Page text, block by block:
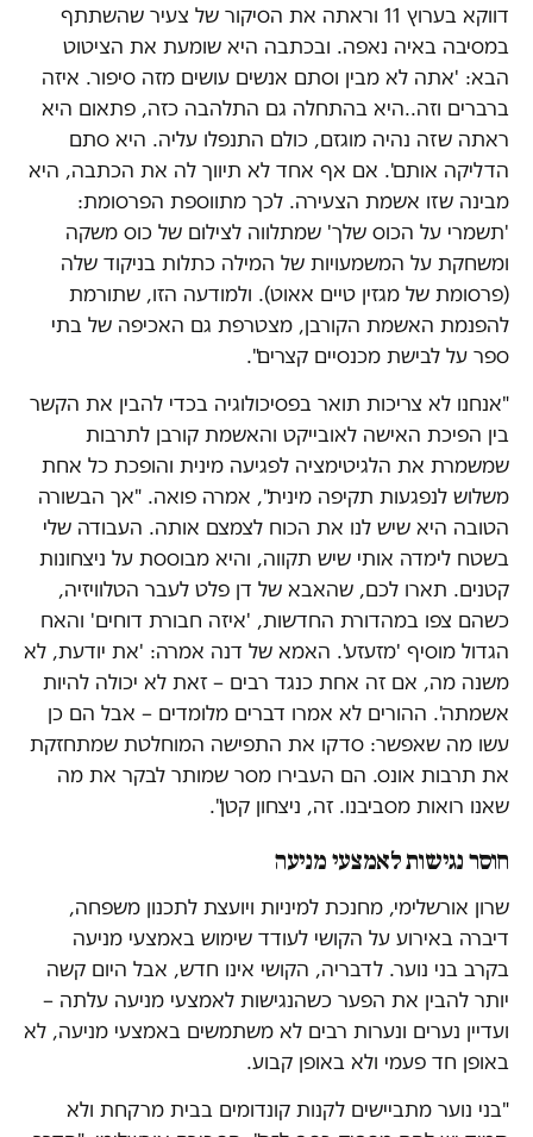
דווקא בערוץ 11 וראתה את הסיקור של צעיר שהשתתף
במסיבה באיה נאפה. ובכתבה היא שומעת את הציטוט
הבא: 'אתה לא מבין וסתם אנשים עושים מזה סיפור. איזה
ברברים וזה..היא בהתחלה גם התלהבה כזה, פתאום היא
ראתה שזה נהיה מוגזם, כולם התנפלו עליה. היא סתם
הדליקה אותם'. אם אף אחד לא תיווך לה את הכתבה, היא
מבינה שזו אשמת הצעירה. לכך מתווספת הפרסומת:
'תשמרי על הכוס שלך' שמתלווה לצילום של כוס משקה
ומשחקת על המשמעויות של המילה כתלות בניקוד שלה
(פרסומת של מגזין טיים אאוט). ולמודעה הזו, שתורמת
להפנמת האשמת הקורבן, מצטרפת גם האכיפה של בתי
ספר על לבישת מכנסיים קצרים".
"אנחנו לא צריכות תואר בפסיכולוגיה בכדי להבין את הקשר
בין הפיכת האישה לאובייקט והאשמת קורבן לתרבות
שמשמרת את הלגיטימציה לפגיעה מינית והופכת כל אחת
משלוש לנפגעות תקיפה מינית", אמרה פואה. "אך הבשורה
הטובה היא שיש לנו את הכוח לצמצם אותה. העבודה שלי
בשטח לימדה אותי שיש תקווה, והיא מבוססת על ניצחונות
קטנים. תארו לכם, שהאבא של דן פלט לעבר הטלוויזיה,
כשהם צפו במהדורת החדשות, 'איזה חבורת דוחים' והאח
הגדול מוסיף 'מזעזע'. האמא של דנה אמרה: 'את יודעת, לא
משנה מה, אם זה אחת כנגד רבים – זאת לא יכולה להיות
אשמתה'. ההורים לא אמרו דברים מלומדים – אבל הם כן
עשו מה שאפשר: סדקו את התפישה המוחלטת שמתחזקת
את תרבות אונס. הם העבירו מסר שמותר לבקר את מה
שאנו רואות מסביבנו. זה, ניצחון קטן".
חוסר נגישות לאמצעי מניעה
שרון אורשלימי, מחנכת למיניות ויועצת לתכנון משפחה,
דיברה באירוע על הקושי לעודד שימוש באמצעי מניעה
בקרב בני נוער. לדבריה, הקושי אינו חדש, אבל היום קשה
יותר להבין את הפער כשהנגישות לאמצעי מניעה עלתה –
ועדיין נערים ונערות רבים לא משתמשים באמצעי מניעה, לא
באופן חד פעמי ולא באופן קבוע.
"בני נוער מתביישים לקנות קונדומים בבית מרקחת ולא